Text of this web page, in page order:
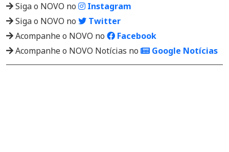
Siga o NOVO no
Instagram
Siga o NOVO no
Twitter
Acompanhe o NOVO no
Facebook
Acompanhe o NOVO Notícias no
Google Notícias